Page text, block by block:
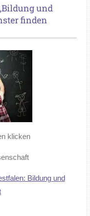
und
finden
klicken
Bildung und